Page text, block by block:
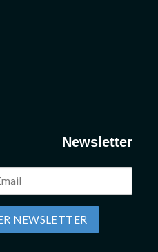
Newsletter